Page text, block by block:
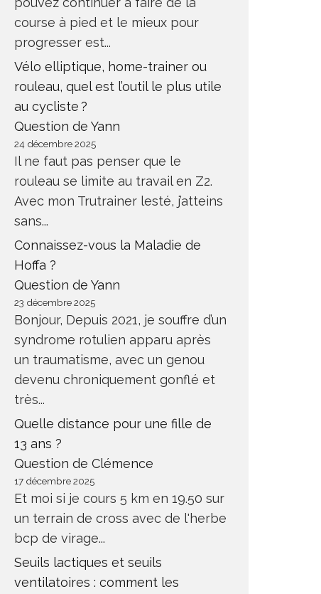
course à pied et le mieux pour
progresser est...
Vélo elliptique, home-trainer ou
rouleau, quel est l’outil le plus utile
au cycliste ?
Question de Yann
24 décembre 2025
Il ne faut pas penser que le
rouleau se limite au travail en Z2.
Avec mon Trutrainer lesté, j’atteins
sans...
Connaissez-vous la Maladie de
Hoffa ?
Question de Yann
23 décembre 2025
Bonjour, Depuis 2021, je souffre d’un
syndrome rotulien apparu après
un traumatisme, avec un genou
devenu chroniquement gonflé et
très...
Quelle distance pour une fille de
13 ans ?
Question de Clémence
17 décembre 2025
Et moi si je cours 5 km en 19.50 sur
un terrain de cross avec de l'herbe
bcp de virage...
Seuils lactiques et seuils
ventilatoires : comment les